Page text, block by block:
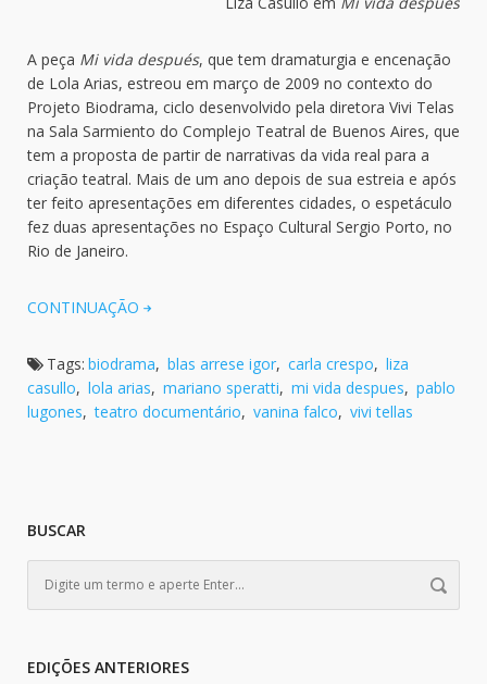
A peça Mi vida después, que tem dramaturgia e encenação
de Lola Arias, estreou em março de 2009 no contexto do
Projeto Biodrama, ciclo desenvolvido pela diretora Vivi Telas
na Sala Sarmiento do Complejo Teatral de Buenos Aires, que
tem a proposta de partir de narrativas da vida real para a
criação teatral. Mais de um ano depois de sua estreia e após
ter feito apresentações em diferentes cidades, o espetáculo
fez duas apresentações no Espaço Cultural Sergio Porto, no
Rio de Janeiro.
CONTINUAÇÃO
Tags: biodrama, blas arrese igor, carla crespo, liza
casullo, lola arias, mariano speratti, mi vida despues, pablo
lugones, teatro documentário, vanina falco, vivi tellas
BUSCAR
EDIÇÕES ANTERIORES